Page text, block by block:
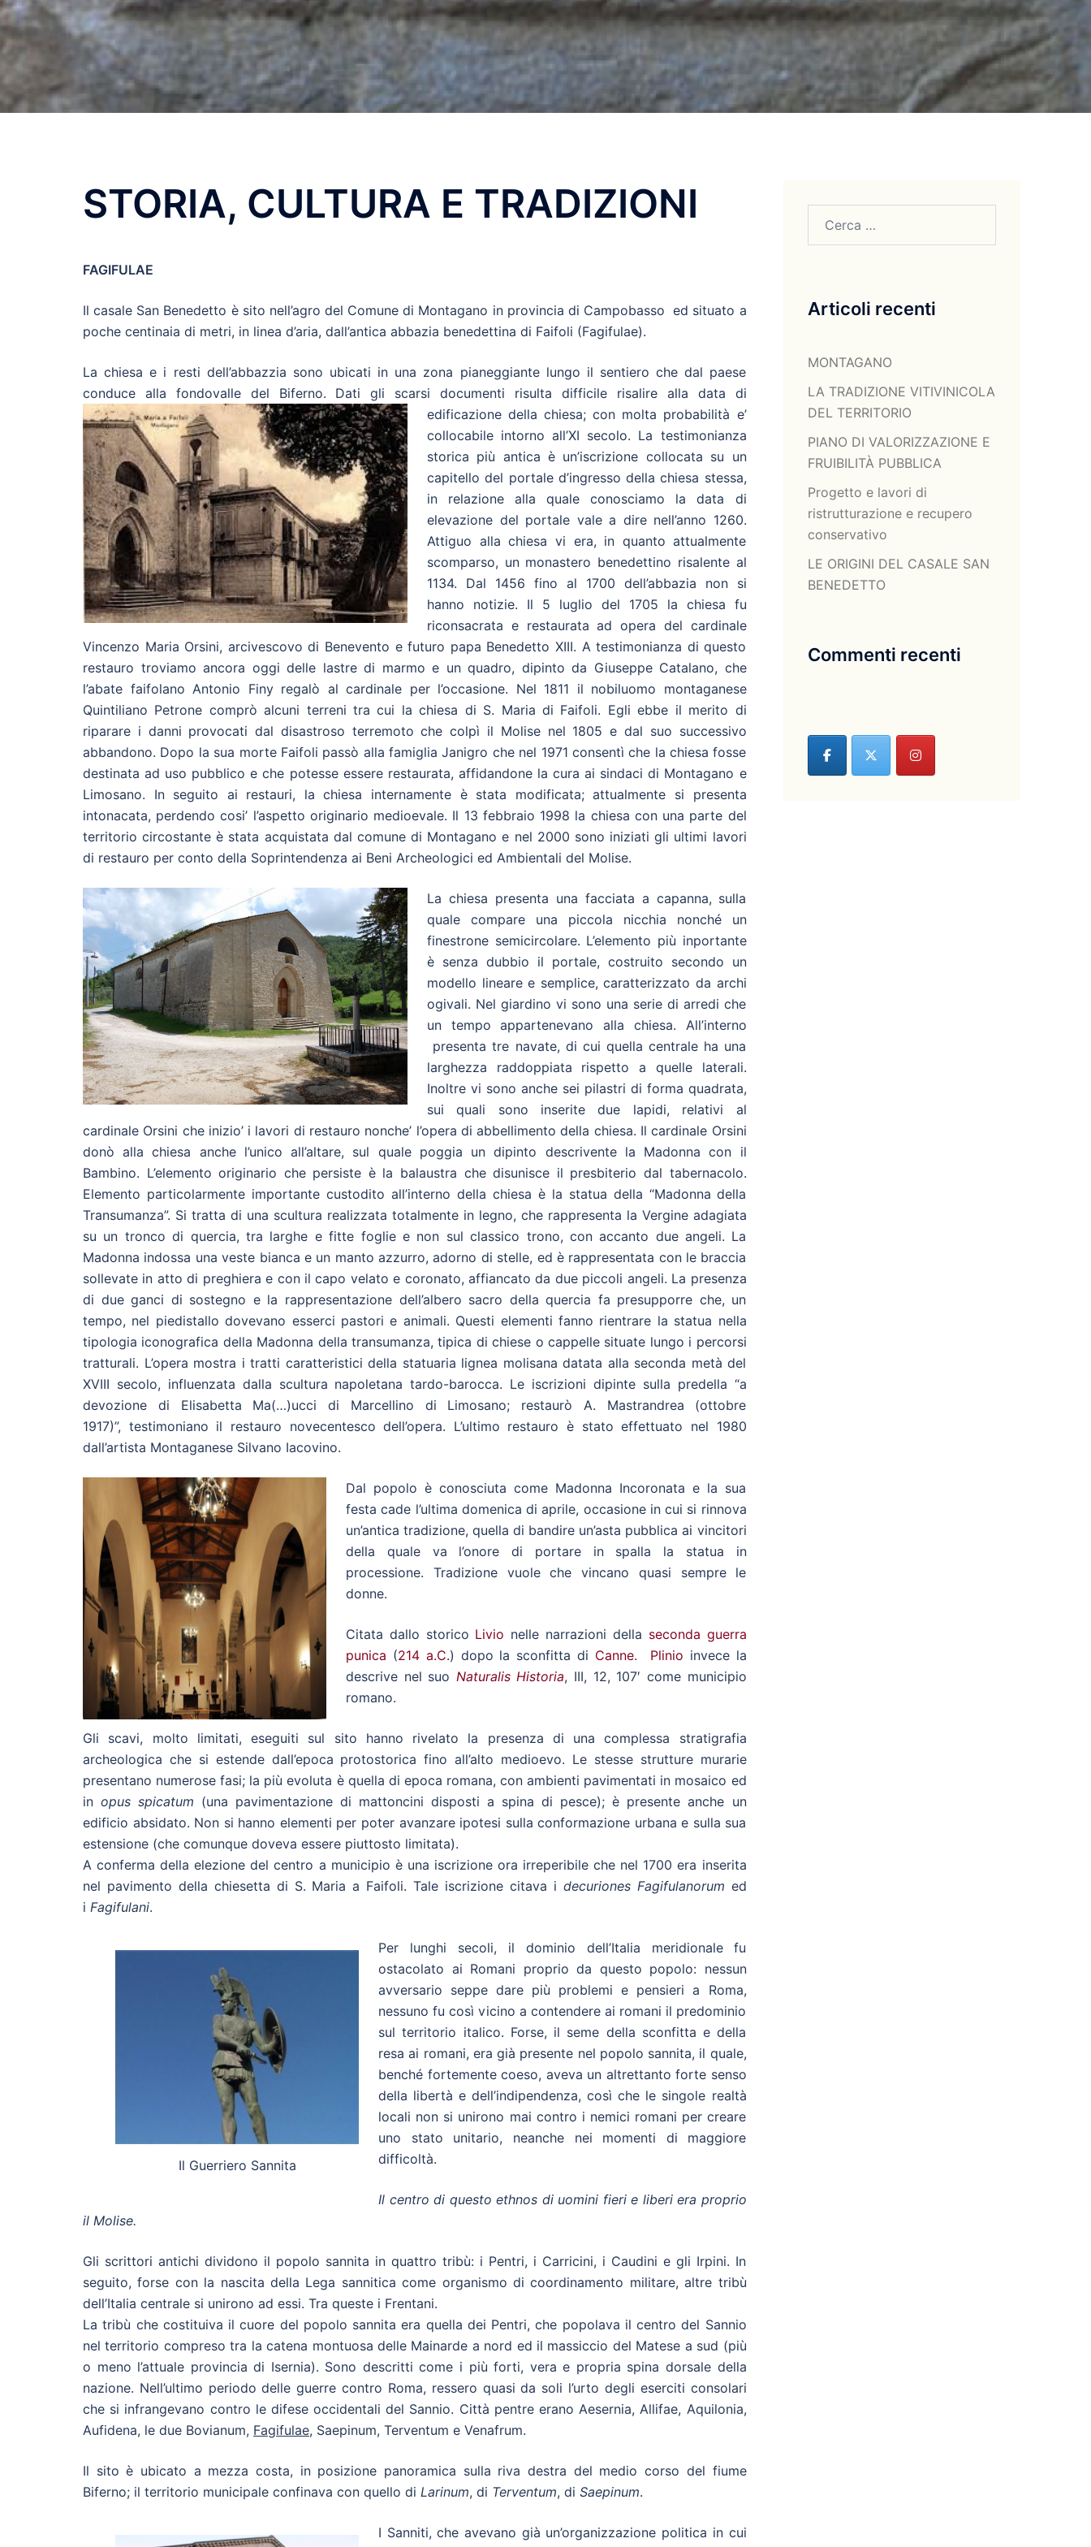
STORIA, CULTURA E TRADIZIONI
FAGIFULAE
Il casale San Benedetto è sito nell’agro del Comune di Montagano in provincia di Campobasso ed situato a
poche centinaia di metri, in linea d’aria, dall’antica abbazia benedettina di Faifoli (Fagifulae).
La chiesa e i resti dell’abbazzia sono ubicati in una zona pianeggiante lungo il sentiero che dal paese
conduce alla fondovalle del Biferno. Dati gli scarsi documenti risulta difficile risalire alla data di
edificazione della chiesa; con molta probabilità e’
collocabile intorno all’XI secolo. La testimonianza
storica più antica è un’iscrizione collocata su un
capitello del portale d’ingresso della chiesa stessa,
in relazione alla quale conosciamo la data di
elevazione del portale vale a dire nell’anno 1260.
Attiguo alla chiesa vi era, in quanto attualmente
scomparso, un monastero benedettino risalente al
1134. Dal 1456 fino al 1700 dell’abbazia non si
hanno notizie. Il 5 luglio del 1705 la chiesa fu
riconsacrata e restaurata ad opera del cardinale
Vincenzo Maria Orsini, arcivescovo di Benevento e futuro papa Benedetto XIII. A testimonianza di questo
restauro troviamo ancora oggi delle lastre di marmo e un quadro, dipinto da Giuseppe Catalano, che
l’abate faifolano Antonio Finy regalò al cardinale per l’occasione. Nel 1811 il nobiluomo montaganese
Quintiliano Petrone comprò alcuni terreni tra cui la chiesa di S. Maria di Faifoli. Egli ebbe il merito di
riparare i danni provocati dal disastroso terremoto che colpì il Molise nel 1805 e dal suo successivo
abbandono. Dopo la sua morte Faifoli passò alla famiglia Janigro che nel 1971 consentì che la chiesa fosse
destinata ad uso pubblico e che potesse essere restaurata, affidandone la cura ai sindaci di Montagano e
Limosano. In seguito ai restauri, la chiesa internamente è stata modificata; attualmente si presenta
intonacata, perdendo cosi’ l’aspetto originario medioevale. Il 13 febbraio 1998 la chiesa con una parte del
territorio circostante è stata acquistata dal comune di Montagano e nel 2000 sono iniziati gli ultimi lavori
di restauro per conto della Soprintendenza ai Beni Archeologici ed Ambientali del Molise.
La chiesa presenta una facciata a capanna, sulla
quale compare una piccola nicchia nonché un
finestrone semicircolare. L’elemento più inportante
è senza dubbio il portale, costruito secondo un
modello lineare e semplice, caratterizzato da archi
ogivali. Nel giardino vi sono una serie di arredi che
un tempo appartenevano alla chiesa. All’interno
presenta tre navate, di cui quella centrale ha una
larghezza raddoppiata rispetto a quelle laterali.
Inoltre vi sono anche sei pilastri di forma quadrata,
sui quali sono inserite due lapidi, relativi al
cardinale Orsini che inizio’ i lavori di restauro nonche’ l’opera di abbellimento della chiesa. Il cardinale Orsini
donò alla chiesa anche l’unico all’altare, sul quale poggia un dipinto descrivente la Madonna con il
Bambino. L’elemento originario che persiste è la balaustra che disunisce il presbiterio dal tabernacolo.
Elemento particolarmente importante custodito all’interno della chiesa è la statua della “Madonna della
Transumanza”. Si tratta di una scultura realizzata totalmente in legno, che rappresenta la Vergine adagiata
su un tronco di quercia, tra larghe e fitte foglie e non sul classico trono, con accanto due angeli. La
Madonna indossa una veste bianca e un manto azzurro, adorno di stelle, ed è rappresentata con le braccia
sollevate in atto di preghiera e con il capo velato e coronato, affiancato da due piccoli angeli. La presenza
di due ganci di sostegno e la rappresentazione dell’albero sacro della quercia fa presupporre che, un
tempo, nel piedistallo dovevano esserci pastori e animali. Questi elementi fanno rientrare la statua nella
tipologia iconografica della Madonna della transumanza, tipica di chiese o cappelle situate lungo i percorsi
tratturali. L’opera mostra i tratti caratteristici della statuaria lignea molisana datata alla seconda metà del
XVIII secolo, influenzata dalla scultura napoletana tardo-barocca. Le iscrizioni dipinte sulla predella “a
devozione di Elisabetta Ma(…)ucci di Marcellino di Limosano; restaurò A. Mastrandrea (ottobre
1917)”, testimoniano il restauro novecentesco dell’opera. L’ultimo restauro è stato effettuato nel 1980
dall’artista Montaganese Silvano Iacovino.
Dal popolo è conosciuta come Madonna Incoronata e la sua
festa cade l’ultima domenica di aprile, occasione in cui si rinnova
un’antica tradizione, quella di bandire un’asta pubblica ai vincitori
della quale va l’onore di portare in spalla la statua in
processione. Tradizione vuole che vincano quasi sempre le
donne.
Citata dallo storico Livio nelle narrazioni della seconda guerra
punica (214 a.C.) dopo la sconfitta di Canne. Plinio invece la
descrive nel suo Naturalis Historia, III, 12, 107′ come municipio
romano.
Gli scavi, molto limitati, eseguiti sul sito hanno rivelato la presenza di una complessa stratigrafia
archeologica che si estende dall’epoca protostorica fino all’alto medioevo. Le stesse strutture murarie
presentano numerose fasi; la più evoluta è quella di epoca romana, con ambienti pavimentati in mosaico ed
inopus spicatum (una pavimentazione di mattoncini disposti a spina di pesce); è presente anche un
edificio absidato. Non si hanno elementi per poter avanzare ipotesi sulla conformazione urbana e sulla sua
estensione (che comunque doveva essere piuttosto limitata).
A conferma della elezione del centro a municipio è una iscrizione ora irreperibile che nel 1700 era inserita
nel pavimento della chiesetta di S. Maria a Faifoli. Tale iscrizione citava i decuriones Fagifulanorum ed
i Fagifulani.
Il Guerriero Sannita
Per lunghi secoli, il dominio dell’Italia meridionale fu
ostacolato ai Romani proprio da questo popolo: nessun
avversario seppe dare più problemi e pensieri a Roma,
nessuno fu così vicino a contendere ai romani il predominio
sul territorio italico. Forse, il seme della sconfitta e della
resa ai romani, era già presente nel popolo sannita, il quale,
benché fortemente coeso, aveva un altrettanto forte senso
della libertà e dell’indipendenza, così che le singole realtà
locali non si unirono mai contro i nemici romani per creare
uno stato unitario, neanche nei momenti di maggiore
difficoltà.
Il centro di questo ethnos di uomini fieri e liberi era proprio
il Molise.
Gli scrittori antichi dividono il popolo sannita in quattro tribù: i Pentri, i Carricini, i Caudini e gli Irpini. In
seguito, forse con la nascita della Lega sannitica come organismo di coordinamento militare, altre tribù
dell’Italia centrale si unirono ad essi. Tra queste i Frentani.
La tribù che costituiva il cuore del popolo sannita era quella dei Pentri, che popolava il centro del Sannio
nel territorio compreso tra la catena montuosa delle Mainarde a nord ed il massiccio del Matese a sud (più
o meno l’attuale provincia di Isernia). Sono descritti come i più forti, vera e propria spina dorsale della
nazione. Nell’ultimo periodo delle guerre contro Roma, ressero quasi da soli l’urto degli eserciti consolari
che si infrangevano contro le difese occidentali del Sannio. Città pentre erano Aesernia, Allifae, Aquilonia,
Aufidena, le due Bovianum, Fagifulae, Saepinum, Terventum e Venafrum.
Il sito è ubicato a mezza costa, in posizione panoramica sulla riva destra del medio corso del fiume
Biferno; il territorio municipale confinava con quello di Larinum, di Terventum, di Saepinum.
I Sanniti, che avevano già un’organizzazione politica in cui
Articoli recenti
MONTAGANO
LA TRADIZIONE VITIVINICOLA
DEL TERRITORIO
PIANO DI VALORIZZAZIONE E
FRUIBILITÀ PUBBLICA
Progetto e lavori di
ristrutturazione e recupero
conservativo
LE ORIGINI DEL CASALE SAN
BENEDETTO
Commenti recenti